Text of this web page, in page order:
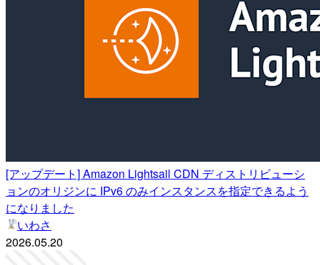
[アップデート] Amazon Lightsail CDN ディストリビューシ
ョンのオリジンに IPv6 のみインスタンスを指定できるよう
になりました
いわさ
2026.05.20